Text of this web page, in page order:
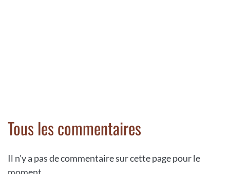
Tous les commentaires
Il n'y a pas de commentaire sur cette page pour le